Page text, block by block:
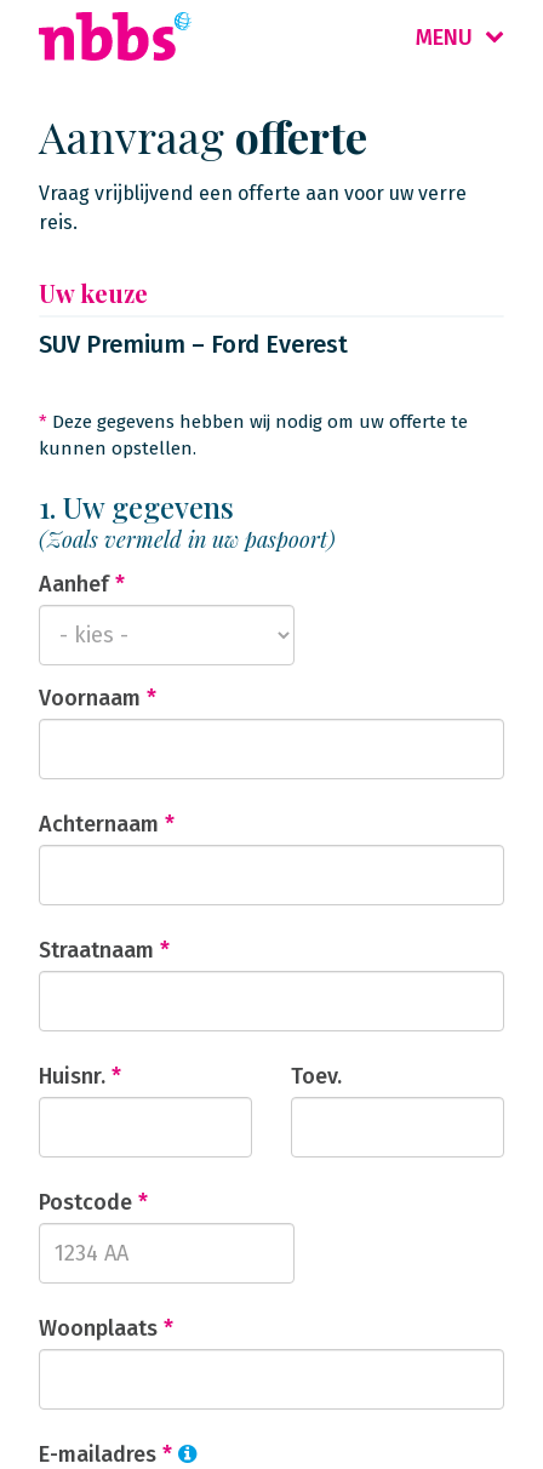
MENU
Aanvraag offerte
Vraag vrijblijvend een offerte aan voor uw verre
reis.
Uw keuze
SUV Premium – Ford Everest
* Deze gegevens hebben wij nodig om uw offerte te
kunnen opstellen.
1. Uw gegevens
(Zoals vermeld in uw paspoort)
Aanhef*
Voornaam *
Achternaam *
Straatnaam *
Huisnr. * Toev.
Postcode *
Woonplaats *
E-mailadres *